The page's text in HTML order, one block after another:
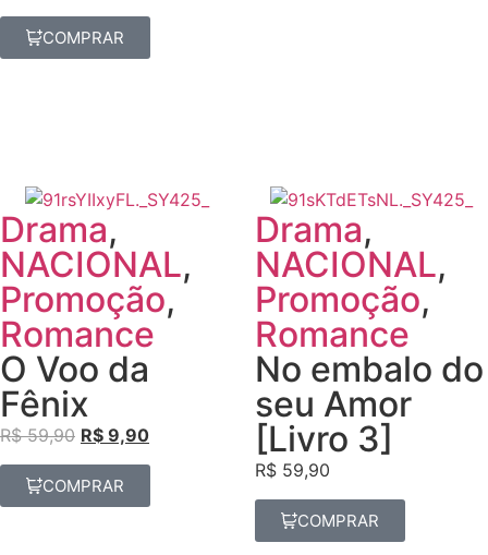
COMPRAR
Drama,
NACIONAL,
Promoção,
Romance
O Voo da
Fênix
R$59,90 R$ 9,90
COMPRAR
Drama,
NACIONAL,
Promoção,
Romance
No embalo do
seu Amor
[Livro 3]
R$ 59,90
COMPRAR